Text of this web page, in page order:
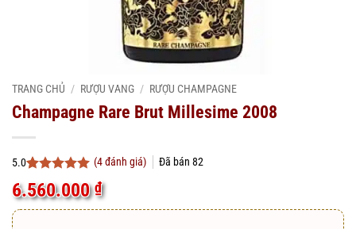
TRANG CHỦ / RƯỢU VANG / RƯỢU CHAMPAGNE
Champagne Rare Brut Millesime 2008
5.0
5.0trên 5
dựa trên
4
đánh giá
(4đánh giá) Đã bán 82
6.560.000₫